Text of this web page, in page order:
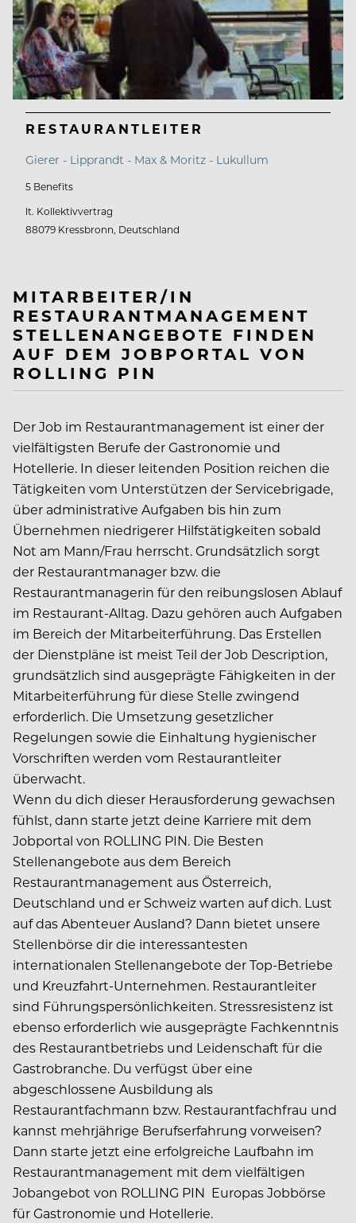
RESTAURANTLEITER
Gierer - Lipprandt - Max & Moritz - Lukullum
5 Benefits
lt. Kollektivvertrag
88079 Kressbronn, Deutschland
MITARBEITER/IN
RESTAURANTMANAGEMENT
STELLENANGEBOTE FINDEN
AUF DEM JOBPORTAL VON
ROLLING PIN
Der Job im Restaurantmanagement ist einer der
vielfältigsten Berufe der Gastronomie und
Hotellerie. In dieser leitenden Position reichen die
Tätigkeiten vom Unterstützen der Servicebrigade,
über administrative Aufgaben bis hin zum
Übernehmen niedrigerer Hilfstätigkeiten sobald
Not am Mann/Frau herrscht. Grundsätzlich sorgt
der Restaurantmanager bzw. die
Restaurantmanagerin für den reibungslosen Ablauf
im Restaurant-Alltag. Dazu gehören auch Aufgaben
im Bereich der Mitarbeiterführung. Das Erstellen
der Dienstpläne ist meist Teil der Job Description,
grundsätzlich sind ausgeprägte Fähigkeiten in der
Mitarbeiterführung für diese Stelle zwingend
erforderlich. Die Umsetzung gesetzlicher
Regelungen sowie die Einhaltung hygienischer
Vorschriften werden vom Restaurantleiter
überwacht.
Wenn du dich dieser Herausforderung gewachsen
fühlst, dann starte jetzt deine Karriere mit dem
Jobportal von ROLLING PIN. Die Besten
Stellenangebote aus dem Bereich
Restaurantmanagement aus Österreich,
Deutschland und er Schweiz warten auf dich. Lust
auf das Abenteuer Ausland? Dann bietet unsere
Stellenbörse dir die interessantesten
internationalen Stellenangebote der Top-Betriebe
und Kreuzfahrt-Unternehmen. Restaurantleiter
sind Führungspersönlichkeiten. Stressresistenz ist
ebenso erforderlich wie ausgeprägte Fachkenntnis
des Restaurantbetriebs und Leidenschaft für die
Gastrobranche. Du verfügst über eine
abgeschlossene Ausbildung als
Restaurantfachmann bzw. Restaurantfachfrau und
kannst mehrjährige Berufserfahrung vorweisen?
Dann starte jetzt eine erfolgreiche Laufbahn im
Restaurantmanagement mit dem vielfältigen
Jobangebot von ROLLING PIN  Europas Jobbörse
für Gastronomie und Hotellerie.